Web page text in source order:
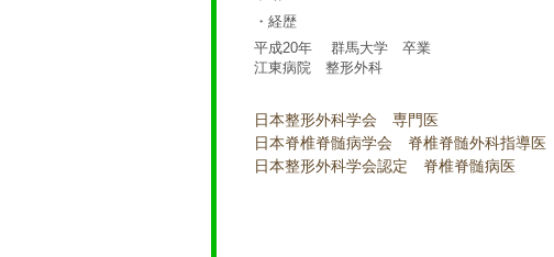
・経歴
平成20年 群馬大学 卒業
江東病院 整形外科
日本整形外科学会 専門医
日本脊椎脊髄病学会 脊椎脊髄外科指導医
日本整形外科学会認定 脊椎脊髄病医